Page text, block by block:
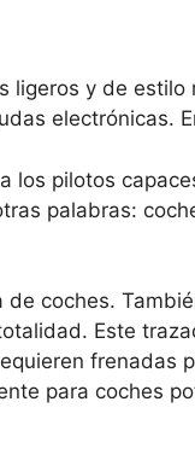
ligeros y de estilo
electrónicas.
los pilotos
palabras:
coches.
Este
frenadas
para coches